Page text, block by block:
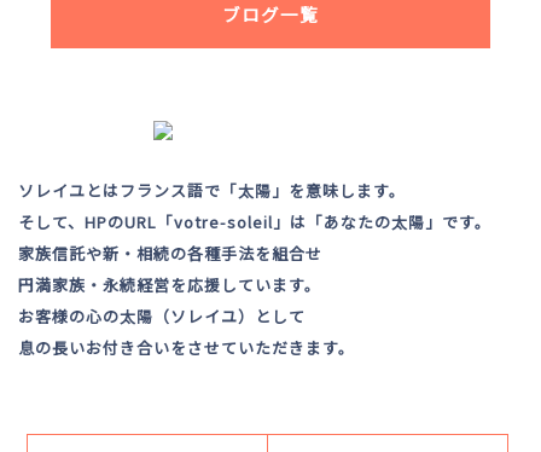
ブログ一覧
ソレイユとはフランス語で「太陽」を意味します。
そして、HPのURL「votre-soleil」は「あなたの太陽」です。
家族信託や新・相続の各種手法を組合せ
円満家族・永続経営を応援しています。
お客様の心の太陽（ソレイユ）として
息の長いお付き合いをさせていただきます。